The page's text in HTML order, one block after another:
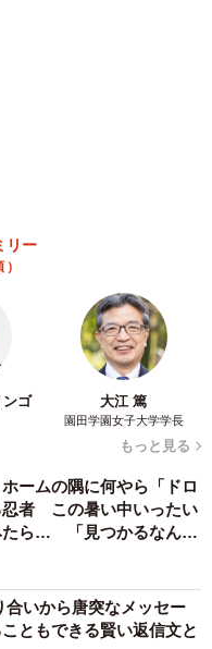
3/10
チャンのおっぱいと比べて
るBさんならきっと理解
末には生まれると思いま
されるのでしたら手術
て里親に出すという選
責任を持って里親探し
？猫は誰にも教えられ
子猫の世話をして育て
配り」を抑えた1位は？
周りの目」
電動キックボードで走行
衝突！ 「歩道走行は道交
た優先席のマーク 子ど
お年寄り… 一つだけ謎の
色なんですね」